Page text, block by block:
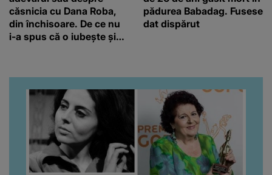
căsnicia cu Dana Roba,
din închisoare. De ce nu
i-a spus că o iubește și
“Am suflet mare. Eu am
ajutat-o.”
pădurea Babadag. Fusese
dat dispărut